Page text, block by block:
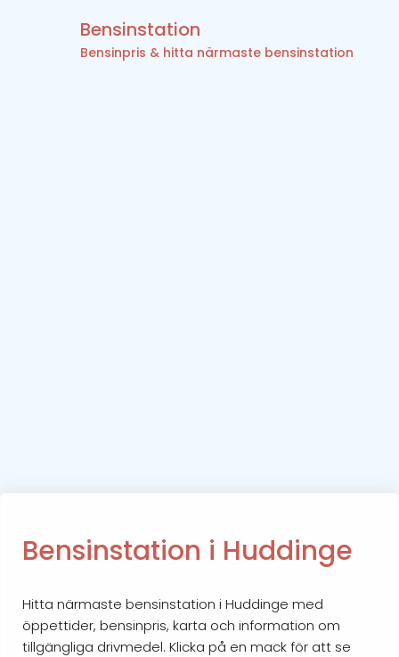
Bensinstation
Bensinpris & hitta närmaste bensinstation
Bensinstation i Huddinge
Hitta närmaste bensinstation i Huddinge med
öppettider, bensinpris, karta och information om
tillgängliga drivmedel. Klicka på en mack för att se